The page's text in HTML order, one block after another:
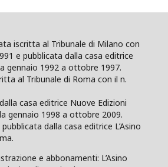
iscritta al Tribunale di Milano con
e pubblicata dalla casa editrice
gennaio 1992 a ottobre 1997.
al Tribunale di Roma con il n.
casa editrice Nuove Edizioni
gennaio 1998 a ottobre 2009.
dalla casa editrice L’Asino
e abbonamenti: L’Asino